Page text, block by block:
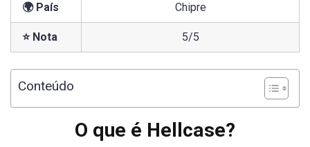
🌍 País Chipre
⭐ Nota 5/5
Conteúdo
O que é Hellcase?